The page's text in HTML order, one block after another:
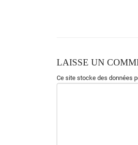
LAISSE UN
Ce site stocke des données